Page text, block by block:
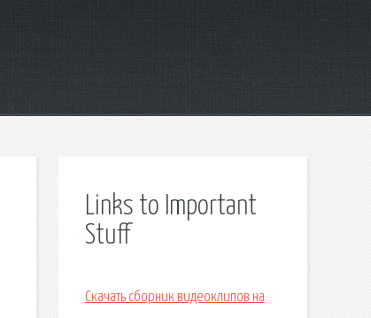
Links to Important
Stuff
Скачать сборник видеоклипов на